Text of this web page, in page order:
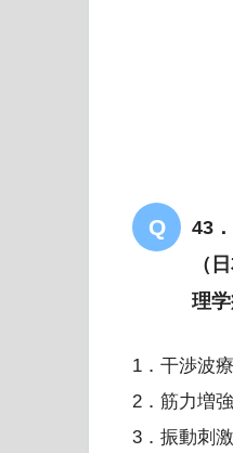
43
（
理
1．干渉波
2．筋力増
3．振動刺